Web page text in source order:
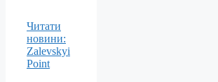
Читати
новини:
Zalevskyi
Point